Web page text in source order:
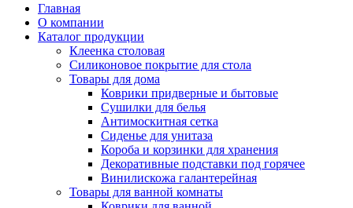
Главная
О компании
Каталог продукции
Клеенка столовая
Силиконовое покрытие для стола
Товары для дома
Коврики придверные и бытовые
Сушилки для белья
Антимоскитная сетка
Сиденье для унитаза
Короба и корзинки для хранения
Декоративные подставки под горячее
Винилискожа галантерейная
Товары для ванной комнаты